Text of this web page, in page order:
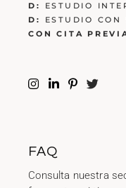
D:
ESTUDIO
D:
ESTUDIO CON
CON CITA
FAQ
Consulta nuestra